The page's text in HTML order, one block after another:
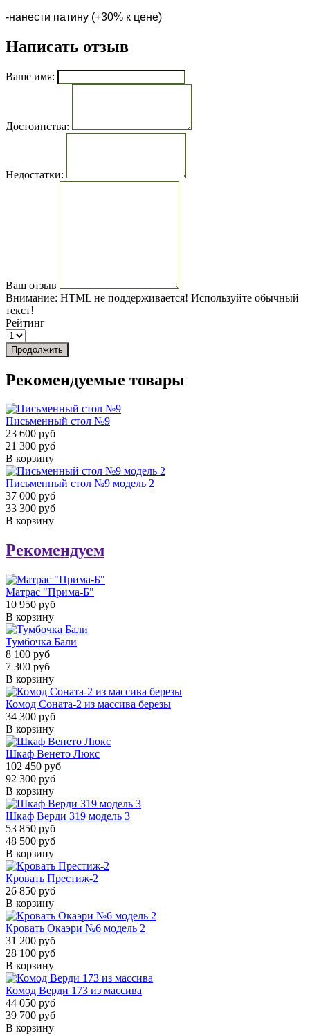
-нанести патину (+30% к цене)
Написать отзыв
Ваше имя:
Достоинства:
Недостатки:
Ваш отзыв
Внимание: HTML не поддерживается! Используйте обычный
текст!
Рейтинг
Продолжить
Рекомендуемые товары
Письменный стол №9
23 600 руб
21 300 руб
В корзину
Письменный стол №9 модель 2
37 000 руб
33 300 руб
В корзину
Рекомендуем
Матрас "Прима-Б"
10 950 руб
В корзину
Тумбочка Бали
8 100 руб
7 300 руб
В корзину
Комод Соната-2 из массива березы
34 300 руб
В корзину
Шкаф Венето Люкс
102 450 руб
92 300 руб
В корзину
Шкаф Верди 319 модель 3
53 850 руб
48 500 руб
В корзину
Кровать Престиж-2
26 850 руб
В корзину
Кровать Окаэри №6 модель 2
31 200 руб
28 100 руб
В корзину
Комод Верди 173 из массива
44 050 руб
39 700 руб
В корзину